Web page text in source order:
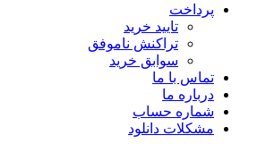
پرداخت
تایید خرید
تراکنش ناموفق
سوابق خرید
تماس با ما
درباره ما
شماره حساب
مشکلات دانلود